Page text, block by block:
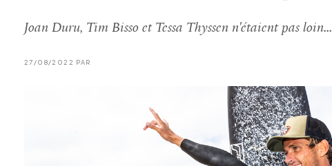
Joan Duru, Tim Bisso et Tessa Thyssen n'étaient pas loin...
27/08/2022 PAR